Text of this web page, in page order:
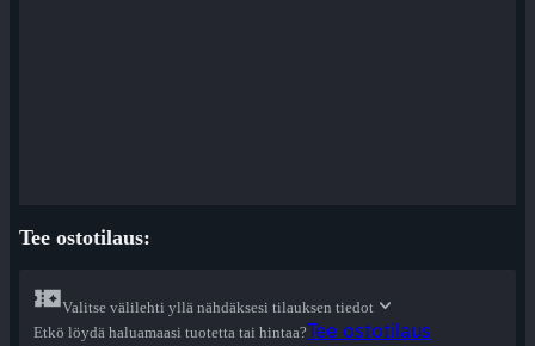
Tee ostotilaus:
Valitse välilehti yllä nähdäksesi tilauksen tiedot
Etkö löydä haluamaasi tuotetta tai hintaa?Tee ostotilaus